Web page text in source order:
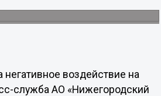
воздействие на
служба АО «Нижегородский